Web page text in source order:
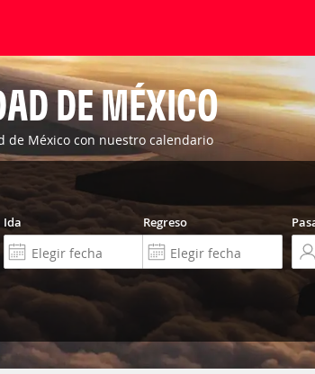
DE MÉXICO
de México con nuestro calendario
Ida Regreso